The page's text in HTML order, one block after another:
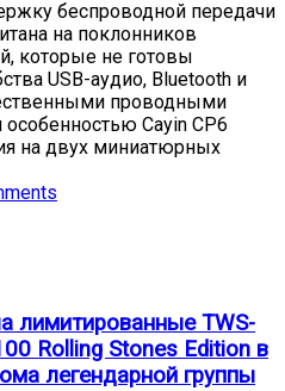
беспроводной передачи
на поклонников
которые не готовы
USB-аудио, Bluetooth и
проводными
Cayin CP6
на двух миниатюрных
лимитированные TWS-
Rolling Stones Edition в
легендарной группы